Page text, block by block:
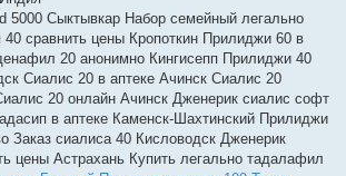
5000 Сыктывкар Набор семейный легально
сравнить цены Кропоткин Прилиджи 60 в
20 анонимно Кингисепп Прилиджи 40
Сиалис 20 в аптеке Ачинск Сиалис 20
20 онлайн Ачинск Дженерик сиалис софт
в аптеке Каменск-Шахтинский Прилиджи
Заказ сиалиса 40 Кисловодск Дженерик
цены Астрахань Купить легально тадалафил